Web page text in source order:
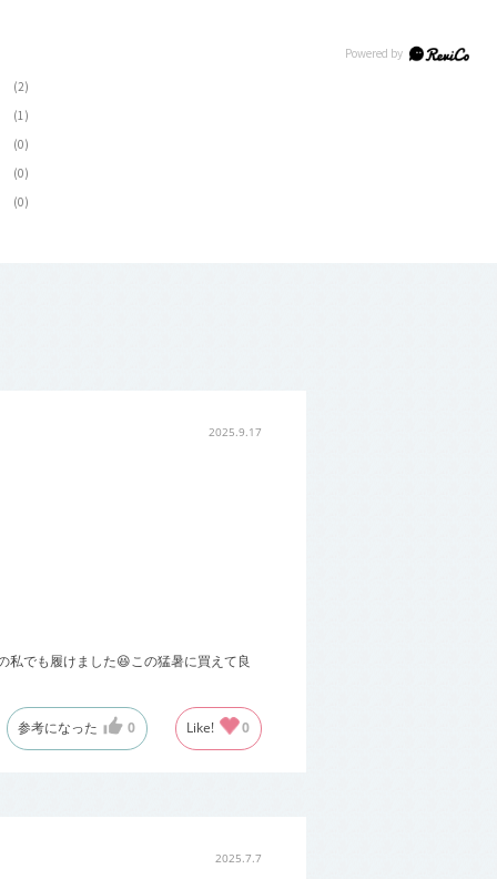
(2)
(1)
(0)
(0)
(0)
2025.9.17
私でも履けました😆この猛暑に買えて良
参考になった 0 Like! 0
2025.7.7